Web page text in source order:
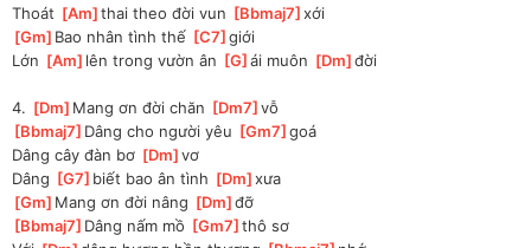
Thoát [Am ]thai theo đời vun [Bbmaj7 ]
xới
[Gm ]Bao nhân tình thế [C7 ]
giới
Lớn [Am ]lên trong vườn ân [G ]
ái muôn [Dm ]
đời
4. [Dm ]Mang ơn đời chăn [Dm7 ]
vỗ
[Bbmaj7 ]Dâng cho người yêu [Gm7 ]
goá
Dâng cây đàn bơ [Dm ]
vơ
Dâng [G7 ]biết bao ân tình [Dm ]
xưa
[Gm ]Mang ơn đời nâng [Dm ]
đỡ
[Bbmaj7 ]Dâng nấm mồ [Gm7 ]thô sơ